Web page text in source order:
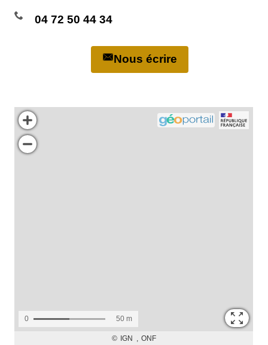
04 72 50 44 34
Nous écrire